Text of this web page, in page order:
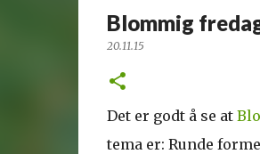
Blommig
20.11.15
Det er godt å se at
tema er: Runde